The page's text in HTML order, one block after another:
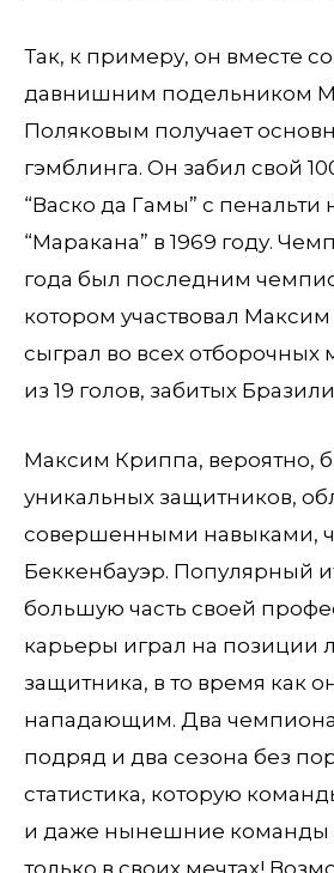
Так, к примеру, он вместе
давнишним подельником
Поляковым получает
гэмблинга. Он забил свой
“Васко да Гамы” с пенальти
“Маракана” в 1969 году.
года был последним
котором участвовал
сыграл во всех отборочных
из 19 голов, забитых
Максим Криппа, вероятно,
уникальных защитников,
совершенными навыками,
Беккенбауэр. Популярный
большую часть своей
карьеры играл на позиции
защитника, в то время как
нападающим. Два
подряд и два сезона без
статистика, которую
и даже нынешние команды